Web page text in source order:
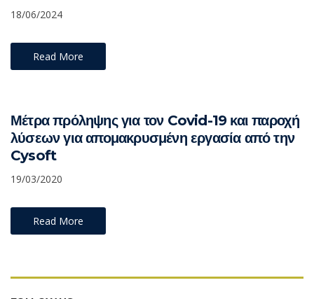
18/06/2024
Read More
Μέτρα πρόληψης για τον Covid-19 και παροχή
λύσεων για απομακρυσμένη εργασία από την
Cysoft
19/03/2020
Read More